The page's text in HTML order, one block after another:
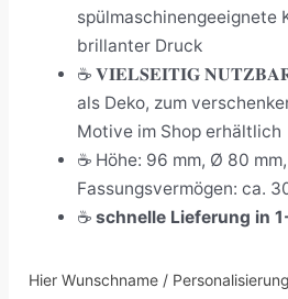
spülmaschinengeeignete
brillanter Druck
☕ 𝐕𝐈𝐄𝐋𝐒𝐄𝐈𝐓𝐈𝐆
als Deko, zum
Motive im Shop erhältlich
☕ Höhe: 96 mm, Ø 80
Fassungsvermögen: ca.
☕schnelle Lieferung in
Hier Wunschname /